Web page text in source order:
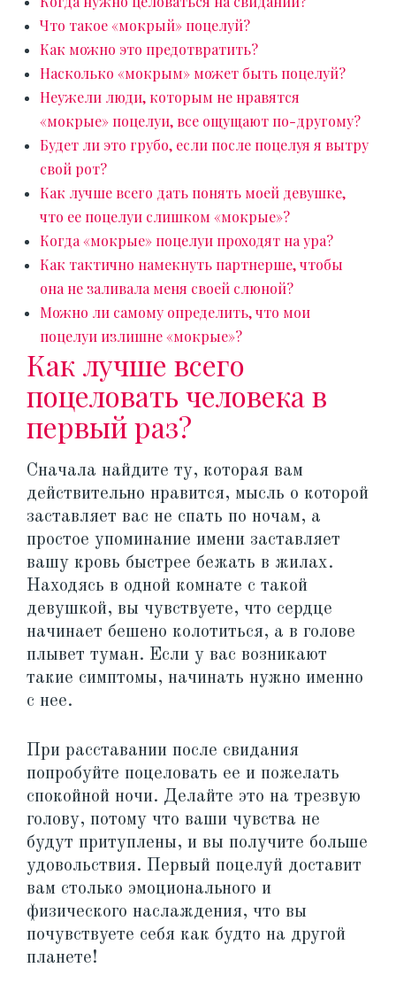
Что такое «мокрый» поцелуй?
Как можно это предотвратить?
Насколько «мокрым» может быть поцелуй?
Неужели люди, которым не нравятся
«мокрые» поцелуи, все ощущают по-другому?
Будет ли это грубо, если после поцелуя я вытру
свой рот?
Как лучше всего дать понять моей девушке,
что ее поцелуи слишком «мокрые»?
Когда «мокрые» поцелуи проходят на ура?
Как тактично намекнуть партнерше, чтобы
она не заливала меня своей слюной?
Можно ли самому определить, что мои
поцелуи излишне «мокрые»?
Как лучше всего
поцеловать человека в
первый раз?
Сначала найдите ту, которая вам
действительно нравится, мысль о которой
заставляет вас не спать по ночам, а
простое упоминание имени заставляет
вашу кровь быстрее бежать в жилах.
Находясь в одной комнате с такой
девушкой, вы чувствуете, что сердце
начинает бешено колотиться, а в голове
плывет туман. Если у вас возникают
такие симптомы, начинать нужно именно
с нее.
При расставании после свидания
попробуйте поцеловать ее и пожелать
спокойной ночи. Делайте это на трезвую
голову, потому что ваши чувства не
будут притуплены, и вы получите больше
удовольствия. Первый поцелуй доставит
вам столько эмоционального и
физического наслаждения, что вы
почувствуете себя как будто на другой
планете!